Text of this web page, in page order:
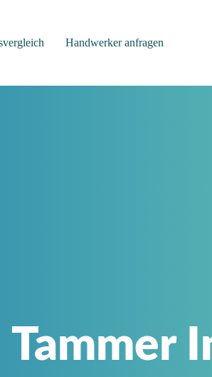
Handwerker anfragen
Tammer